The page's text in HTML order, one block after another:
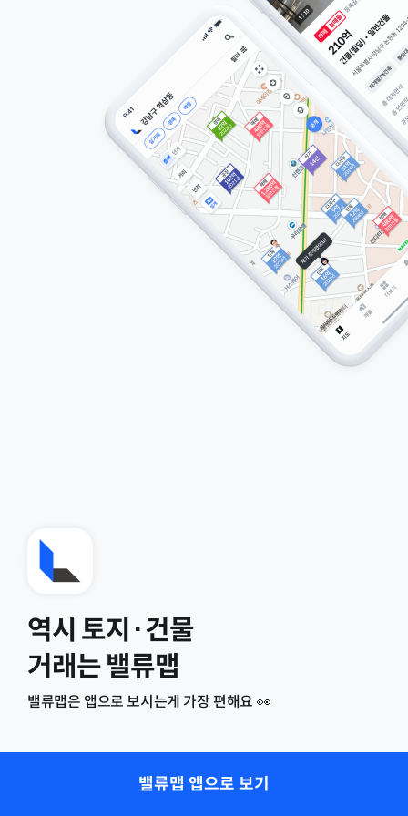
역시 토지·건물
거래는 밸류맵
밸류맵은 앱으로 보시는게 가장 편해요 👀
밸류맵 앱으로 보기